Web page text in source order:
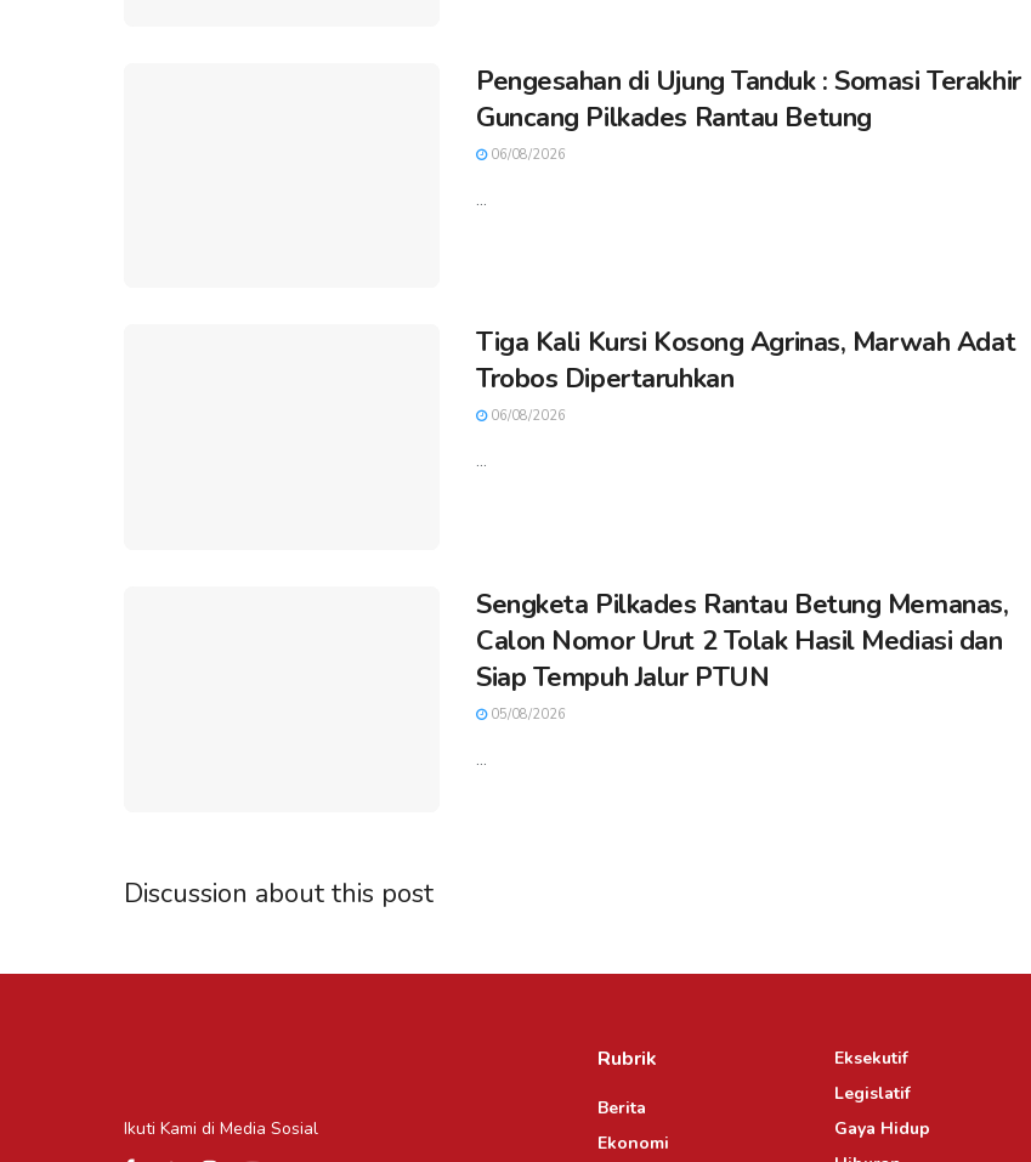
Pengesahan di Ujung Tanduk : Somasi Terakhir
Guncang Pilkades Rantau Betung
06/08/2026
Tiga Kali Kursi Kosong Agrinas, Marwah Adat
Trobos Dipertaruhkan
06/08/2026
...
Sengketa Pilkades Rantau Betung Memanas,
Calon Nomor Urut 2 Tolak Hasil Mediasi dan
Siap Tempuh Jalur PTUN
05/08/2026
...
Discussion about this post
Ikuti Kami di Media Sosial
Rubrik
Berita
Ekonomi
Eksekutif
Legislatif
Gaya Hidup